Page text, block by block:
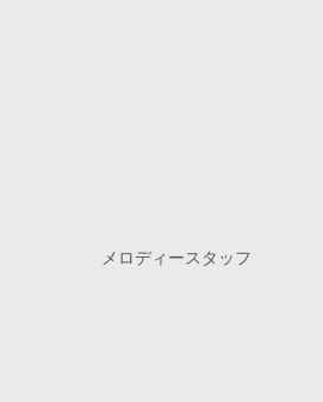
メロディースタッフ